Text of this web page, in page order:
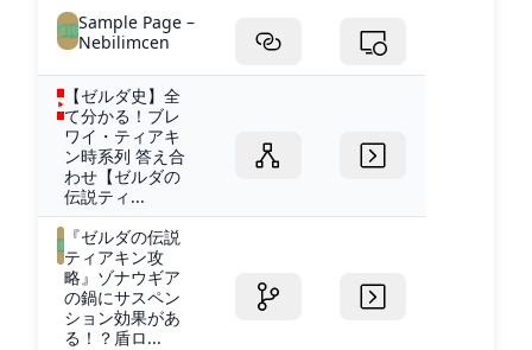
Sample Page –
Nebilimcen
【ゼルダ史】全
て分かる！ブレ
ワイ・ティアキ
ン時系列 答え合
わせ【ゼルダの
伝説ティ...
『ゼルダの伝説
ティアキン攻
略』ゾナウギア
の鍋にサスペン
ション効果があ
る！？盾ロ...